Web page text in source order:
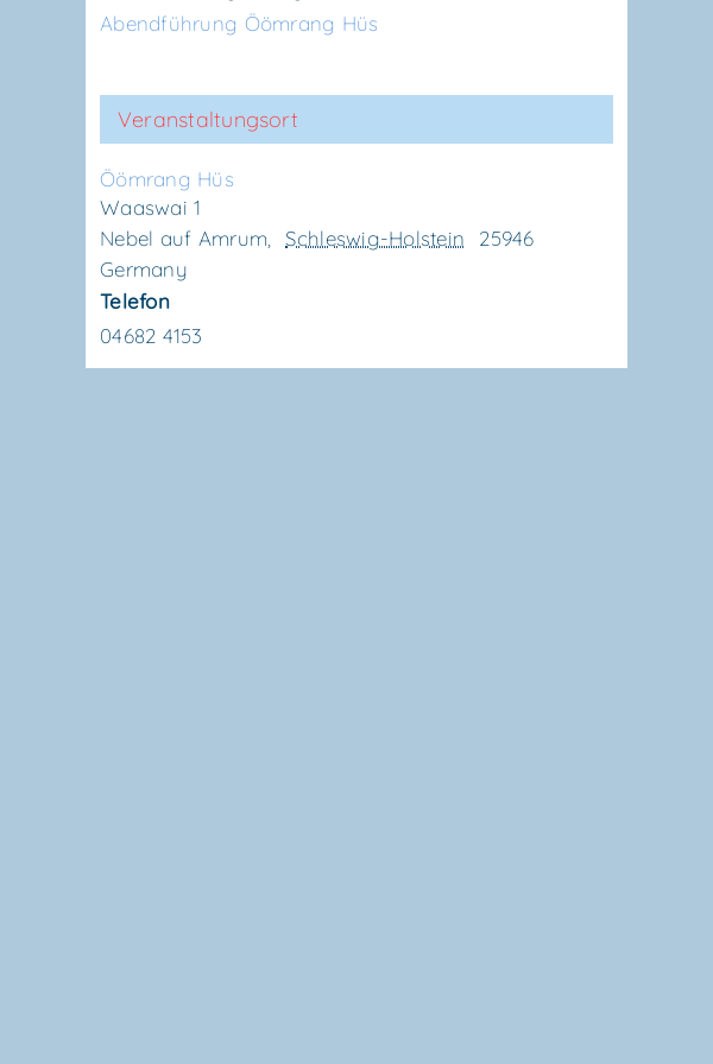
Abendführung Öömrang Hüs
Veranstaltungsort
Ööm­rang Hüs
Waaswai 1
Nebel auf Amrum
Schleswig-Holstein
25946
Germany
Telefon
04682 4153